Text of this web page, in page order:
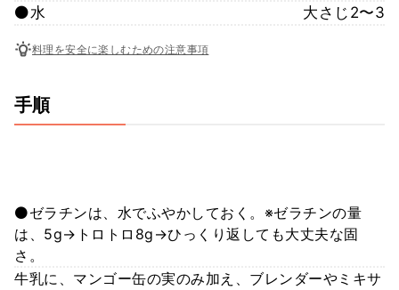
⚫️水
大さじ2〜3
料理を安全に楽しむための注意事項
手順
⚫️ゼラチンは、水でふやかしておく。※ゼラチンの量
は、5g→トロトロ8g→ひっくり返しても大丈夫な固
さ。
牛乳に、マンゴー缶の実のみ加え、ブレンダーやミキサ